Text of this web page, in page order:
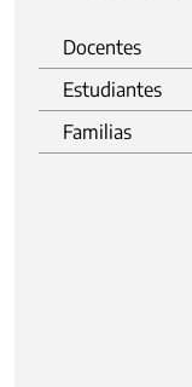
Docentes
Estudiantes
Familias